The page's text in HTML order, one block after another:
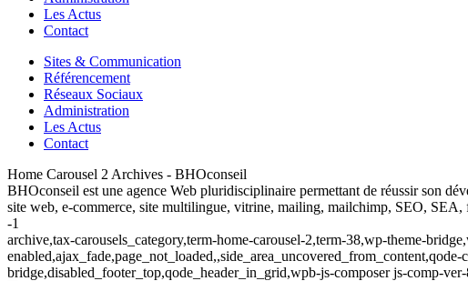
Les Actus
Contact
Sites & Communication
Référencement
Réseaux Sociaux
Administration
Les Actus
Contact
Home Carousel 2 Archives - BHOconseil
BHOconseil est une agence Web pluridisciplinaire permettant de réussir son
site web, e-commerce, site multilingue, vitrine, mailing, mailchimp, SEO,
-1
archive,tax-carousels_category,term-home-carousel-2,term-38,wp-theme-
bridge,disabled_footer_top,qode_header_in_grid,wpb-js-composer js-comp-